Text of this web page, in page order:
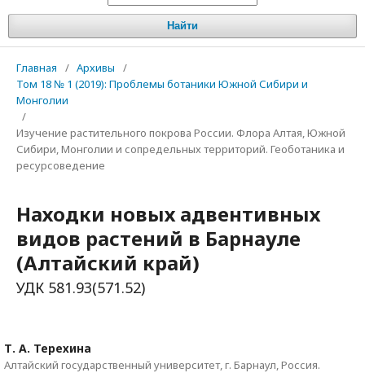
Найти
Главная / Архивы
/
Том 18 № 1 (2019): Проблемы ботаники Южной Сибири и
Монголии
/
Изучение растительного покрова России. Флора Алтая, Южной
Сибири, Монголии и сопредельных территорий. Геоботаника и
ресурсоведение
Находки новых адвентивных
видов растений в Барнауле
(Алтайский край)
УДК 581.93(571.52)
Т. А. Терехина
Алтайский государственный университет, г. Барнаул, Россия.